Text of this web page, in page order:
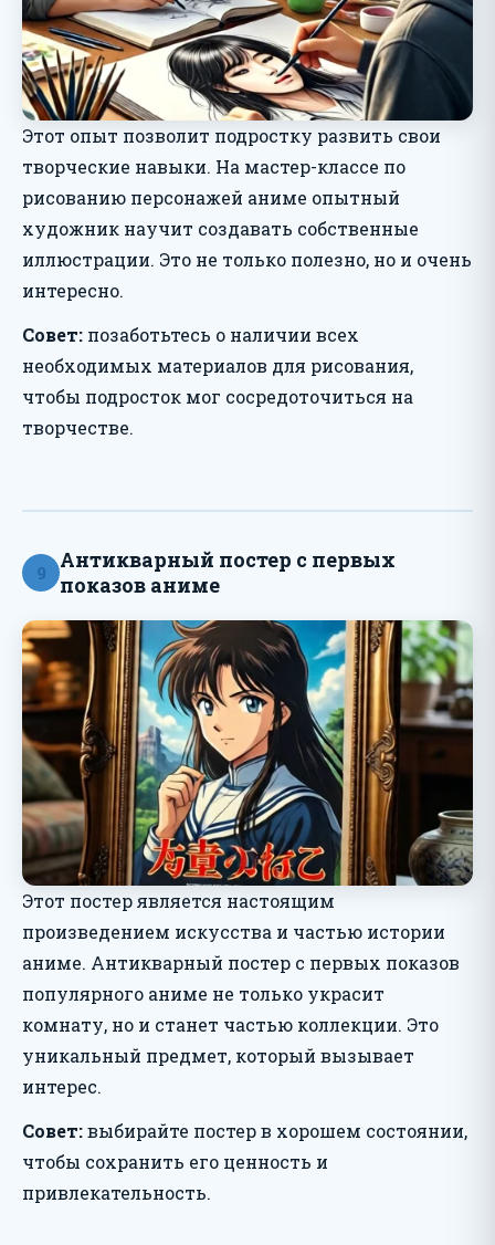
Этот опыт позволит подростку развить свои
творческие навыки. На мастер-классе по
рисованию персонажей аниме опытный
художник научит создавать собственные
иллюстрации. Это не только полезно, но и очень
интересно.
Совет: позаботьтесь о наличии всех
необходимых материалов для рисования,
чтобы подросток мог сосредоточиться на
творчестве.
9
Антикварный постер с первых
показов аниме
Этот постер является настоящим
произведением искусства и частью истории
аниме. Антикварный постер с первых показов
популярного аниме не только украсит
комнату, но и станет частью коллекции. Это
уникальный предмет, который вызывает
интерес.
Совет:выбирайте постер в хорошем состоянии,
чтобы сохранить его ценность и
привлекательность.